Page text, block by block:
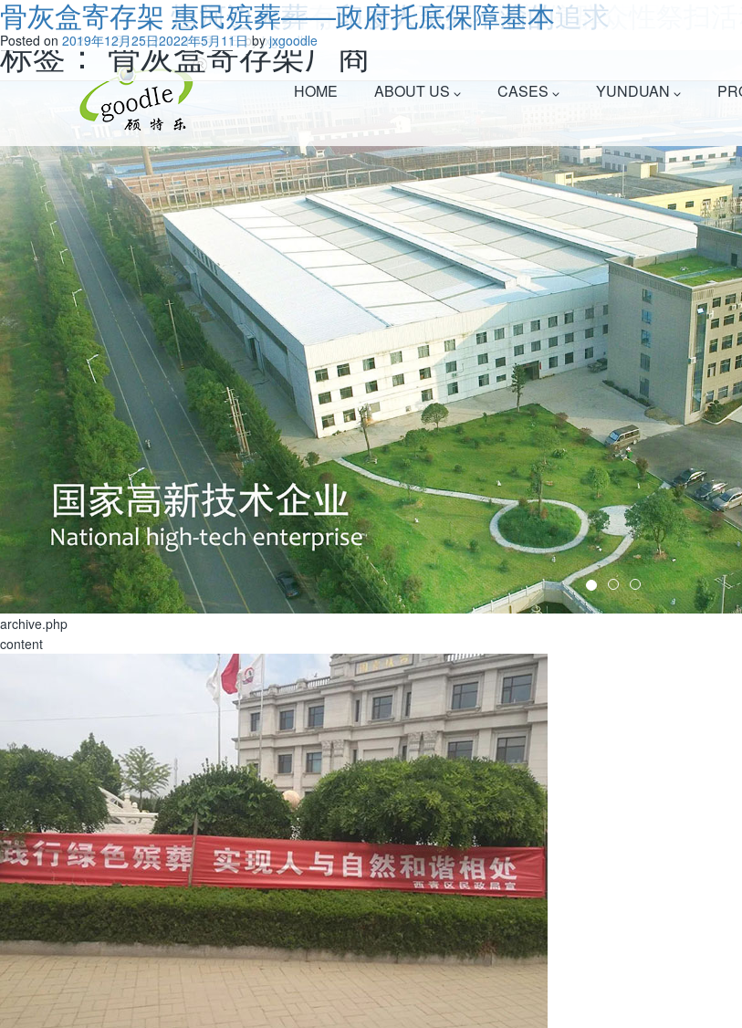
Welcome to visitJiangxi Goodle fine storage technology Co.,Ltd.Official website!
HOME ABOUT US CASES YUNDUAN
archive.php
标签：骨灰盒寄存架厂商
content
骨灰盒寄存架 西青区开展文明祭扫宣传活动
Posted on 2020年5月27日2022年5月18日byjxgoodle
骨灰盒寄存架 镇雄整治殡葬领域突出问题
Posted on 2020年4月22日2022年5月18日byjxgoodle
骨灰盒寄存架 探秘非洲“翻尸节”
Posted on 2020年4月16日2022年5月25日byjxgoodle
骨灰盒寄存架 上海民政局与高校合办的首届殡葬行业学历教育
Posted on 2020年4月10日2022年5月11日byjxgoodle
骨灰盒寄存架 天津各殡葬服务单位清明节推出云祭奠
Posted on 2020年4月2日2022年5月11日byjxgoodle
骨灰盒寄存架 吉林市出台无丧葬补助居民基本殡葬惠民政策
Posted on 2020年3月28日2022年5月11日byjxgoodle
骨灰盒寄存架 北海全市所有公墓3月23日起暂停群众性祭扫活
Posted on 2020年3月24日2022年5月11日byjxgoodle
骨灰盒寄存架 恒河边火葬，印度人至死不渝的追求
Posted on 2020年1月11日2022年5月11日byjxgoodle
骨灰盒寄存架 惠民殡葬——政府托底保障基本
Posted on 2019年12月25日2022年5月11日byjxgoodle